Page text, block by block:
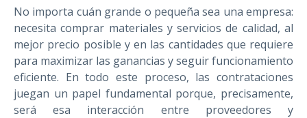
No importa cuán grande o pequeña sea una empresa:
necesita comprar materiales y servicios de calidad, al
mejor precio posible y en las cantidades que requiere
para maximizar las ganancias y seguir funcionamiento
eficiente. En todo este proceso, las contrataciones
juegan un papel fundamental porque, precisamente,
será esa interacción entre proveedores y